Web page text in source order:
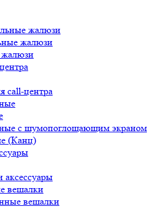
жалюзи
жалюзи
call-центра
с шумопоглощающим экраном
(Канц)
вешалки
вешалки